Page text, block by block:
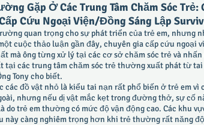
Gặp Ở Các Trung Tâm Chăm Sóc Trẻ:
Cứu Ngoại Viện/Đồng Sáng Lập
quan trọng cho sự phát triển của trẻ em, nhưng
cuộc thảo luận gần đây, chuyên gia cấp cứu ngoại
mà ông từng xử lý tại các cơ sở chăm sóc trẻ và
các trung tâm chăm sóc trẻ thường xuất phát từ
Tony cho biết.
đồ vật nhỏ là kiểu tai nạn rất phổ biến ở trẻ em vì
nhưng nếu dị vật mắc kẹt trong đường thở, sự cố
do trẻ em thường có mức độ vận động cao. Các khu
càng nghiêm trọng hơn khi trẻ thường rất năng